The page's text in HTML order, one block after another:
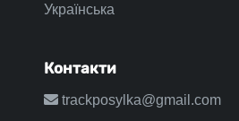
Українська
Контакти
trackposylka@gmail.com